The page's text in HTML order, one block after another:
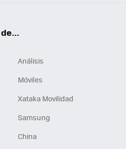
Análisis
Móviles
Xataka Movilidad
Samsung
China